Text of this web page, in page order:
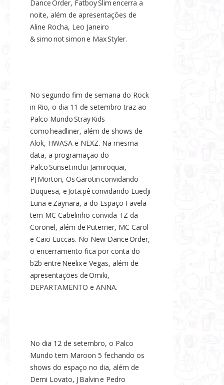
Dance Order, Fatboy Slim encerra a
noite, além de apresentações de
Aline Rocha, Leo Janeiro
& simo not simon e Max Styler.
No segundo fim de semana do Rock
in Rio, o dia 11 de setembro traz ao
Palco Mundo Stray Kids
como headliner, além de shows de
Alok, HWASA e NEXZ. Na mesma
data, a programação do
Palco Sunset inclui Jamiroquai,
PJ Morton, Os Garotin convidando
Duquesa, e Jota.pê convidando Luedji
Luna e Zaynara, a do Espaço Favela
tem MC Cabelinho convida TZ da
Coronel, além de Puterrier, MC Carol
e Caio Luccas. No New Dance Order,
o encerramento fica por conta do
b2b entre Neelix e Vegas, além de
apresentações de Omiki,
DEPARTAMENTO e ANNA.
No dia 12 de setembro, o Palco
Mundo tem Maroon 5 fechando os
shows do espaço no dia, além de
Demi Lovato, J Balvin e Pedro